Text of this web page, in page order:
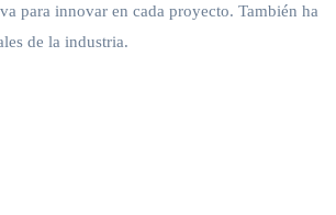
para innovar en cada proyecto. También ha
de la industria.